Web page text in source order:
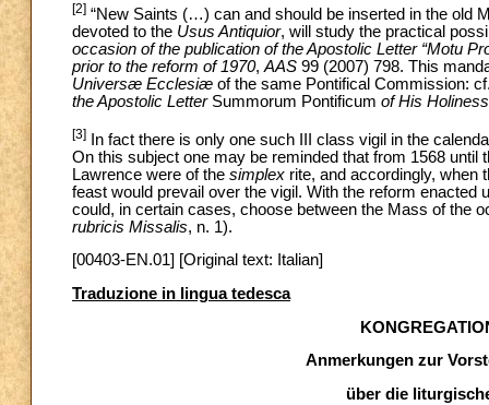
[2] “New Saints (…) can and should be inserted in the old
devoted to the Usus Antiquior, will study the practical
occasion of the publication of the Apostolic Letter “Motu
prior to the reform of 1970,AAS 99 (2007) 798. This
Universæ Ecclesiæ of the same Pontifical Commission:
the Apostolic Letter Summorum Pontificum of His
[3]
In fact there is only one such III class vigil in the
On this subject one may be reminded that from 1568 until
Lawrence were of the simplex rite, and accordingly, when
feast would prevail over the vigil. With the reform
could, in certain cases, choose between the Mass of the
rubricis Missalis, n. 1).
[00403-EN.01] [Original text: Italian]
Traduzione in lingua tedesca
Anmerkungen zur
über die